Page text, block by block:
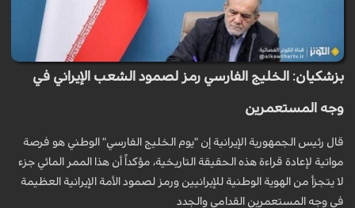
بزشكيان: الخليج الفارسي رمز لصمود الشعب الإيراني في
وجه المستعمرين
قال رئيس الجمهورية الإيرانية إن "يوم الخليج الفارسي" الوطني هو فرصة
مواتية لإعادة قراءة هذه الحقيقة التاريخية، مؤكداً أن هذا الممر المائي جزء
لا يتجزأ من الهوية الوطنية للإيرانيين ورمز لصمود الأمة الإيرانية العظيمة
في وجه المستعمرين القدامى والجدد